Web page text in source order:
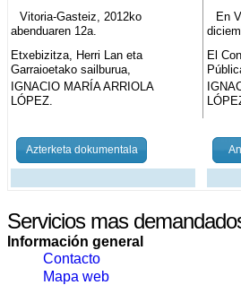
Vitoria-Gasteiz, 2012ko
abenduaren 12a.
En
Etxebizitza, Herri Lan eta
Garraioetako sailburua,
El
IGNACIO MARÍA ARRIOLA
LÓPEZ.
Azterketa dokumentala
Servicios mas
Información general
Contacto
Mapa web